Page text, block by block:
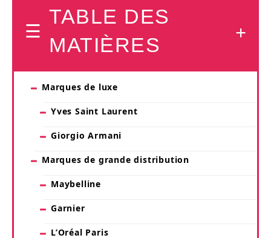
TABLE DES
MATIÈRES
Marques de luxe
Yves Saint Laurent
Giorgio Armani
Marques de grande distribution
Maybelline
Garnier
L’Oréal Paris